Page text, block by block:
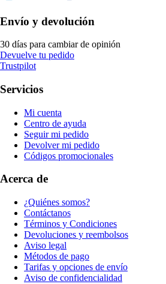
Envío y devolución
30 días para cambiar de opinión
Devuelve tu pedido
Trustpilot
Servicios
Mi cuenta
Centro de ayuda
Seguir mi pedido
Devolver mi pedido
Códigos promocionales
Acerca de
¿Quiénes somos?
Contáctanos
Términos y Condiciones
Devoluciones y reembolsos
Aviso legal
Métodos de pago
Tarifas y opciones de envío
Aviso de confidencialidad